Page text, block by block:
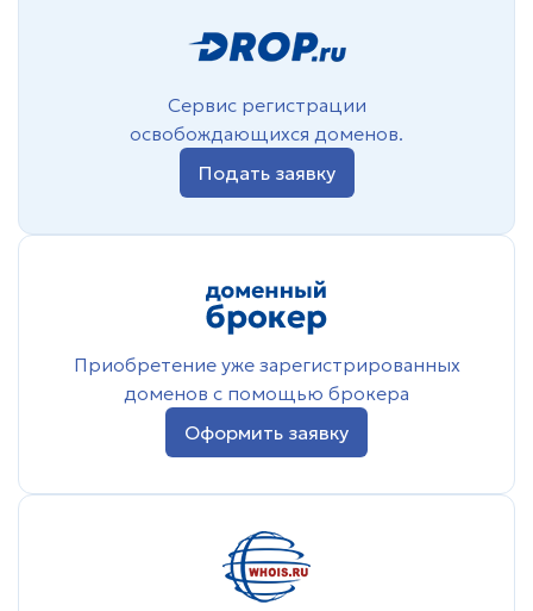
Сервис регистрации
освобождающихся доменов.
Подать заявку
Приобретение уже зарегистрированных
доменов с помощью брокера
Оформить заявку